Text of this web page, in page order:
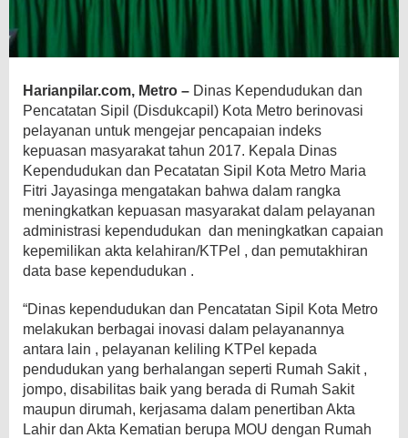
Harianpilar.com, Metro – Dinas Kependudukan dan
Pencatatan Sipil (Disdukcapil) Kota Metro berinovasi
pelayanan untuk mengejar pencapaian indeks
kepuasan masyarakat tahun 2017. Kepala Dinas
Kependudukan dan Pecatatan Sipil Kota Metro Maria
Fitri Jayasinga mengatakan bahwa dalam rangka
meningkatkan kepuasan masyarakat dalam pelayanan
administrasi kependudukan dan meningkatkan capaian
kepemilikan akta kelahiran/KTPel , dan pemutakhiran
data base kependudukan .
“Dinas kependudukan dan Pencatatan Sipil Kota Metro
melakukan berbagai inovasi dalam pelayanannya
antara lain , pelayanan keliling KTPel kepada
pendudukan yang berhalangan seperti Rumah Sakit ,
jompo, disabilitas baik yang berada di Rumah Sakit
maupun dirumah, kerjasama dalam penertiban Akta
Lahir dan Akta Kematian berupa MOU dengan Rumah